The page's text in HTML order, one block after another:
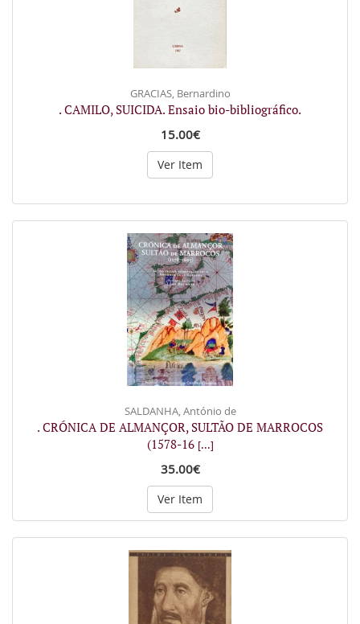
GRACIAS, Bernardino
. CAMILO, SUICIDA. Ensaio bio-bibliográfico.
15.00€
Ver Item
SALDANHA, António de
. CRÓNICA DE ALMANÇOR, SULTÃO DE MARROCOS
(1578-16 [...]
35.00€
Ver Item